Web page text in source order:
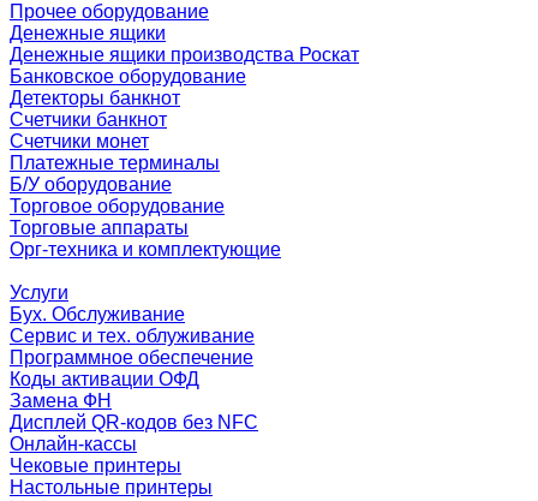
Прочее оборудование
Денежные ящики
Денежные ящики производства Роскат
Банковское оборудование
Детекторы банкнот
Счетчики банкнот
Счетчики монет
Платежные терминалы
Б/У оборудование
Торговое оборудование
Торговые аппараты
Орг-техника и комплектующие
Услуги
Бух. Обслуживание
Сервис и тех. облуживание
Программное обеспечение
Коды активации ОФД
Замена ФН
Дисплей QR-кодов без NFC
Онлайн-кассы
Чековые принтеры
Настольные принтеры